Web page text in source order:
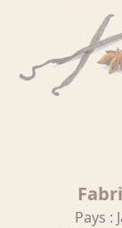
Pays :